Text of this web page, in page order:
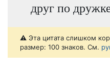
друг по
⚠️ Эта цитата слишком
размер: 100 знаков. См.